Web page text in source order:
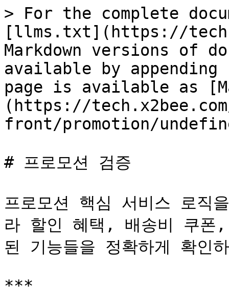
> For the complete
[llms.txt](https://
Markdown versions of
available by
page is available as
(https://
front/promotion/
# 프로모션 검증
프로모션 핵심 서비스 로직
라 할인 혜택, 배송비 쿠폰
된 기능들을 정확하게 확인
***